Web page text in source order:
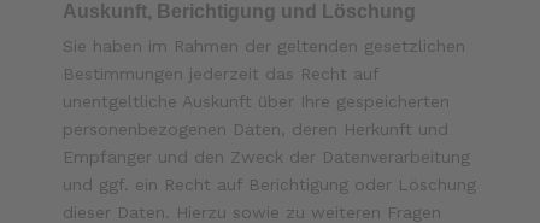
Auskunft, Berichtigung und Löschung
Sie haben im Rahmen der geltenden gesetzlichen
Bestimmungen jederzeit das Recht auf
unentgeltliche Auskunft über Ihre gespeicherten
personenbezogenen Daten, deren Herkunft und
Empfänger und den Zweck der Datenverarbeitung
und ggf. ein Recht auf Berichtigung oder Löschung
dieser Daten. Hierzu sowie zu weiteren Fragen